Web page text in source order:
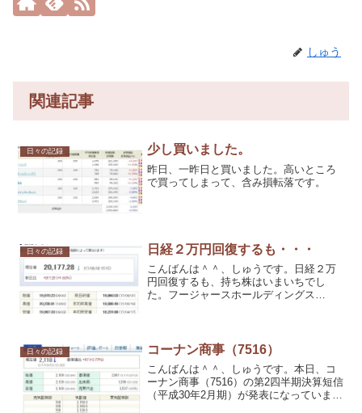
しゅう
関連記事
日々の記録 少し買いました。
昨日、一昨日と買いました。高いところ
で買ってしまって、含み損転落です。
日々の記録 日経２万円回復するも・・・
こんばんは＾＾、しゅうです。日経２万
円回復するも、持ち株はいまいちでし
た。フージャースホールディングス
る中での下落できついですね...
日々の記録 コーナン商事（7516）
こんばんは＾＾、しゅうです。本日、コ
ーナン商事（7516）の第2四半期決算短信
（平成30年2月期）が発表になっていま